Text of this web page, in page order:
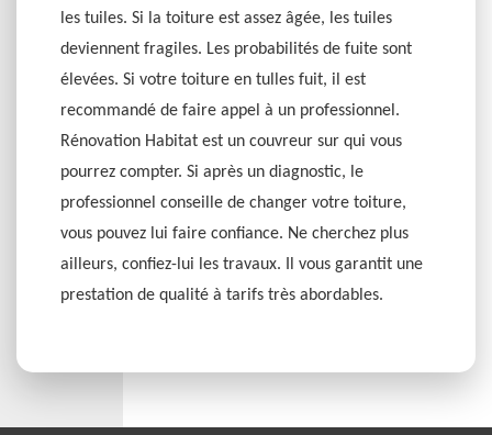
les tuiles. Si la toiture est assez âgée, les tuiles
deviennent fragiles. Les probabilités de fuite sont
élevées. Si votre toiture en tulles fuit, il est
recommandé de faire appel à un professionnel.
Rénovation Habitat est un couvreur sur qui vous
pourrez compter. Si après un diagnostic, le
professionnel conseille de changer votre toiture,
vous pouvez lui faire confiance. Ne cherchez plus
ailleurs, confiez-lui les travaux. Il vous garantit une
prestation de qualité à tarifs très abordables.